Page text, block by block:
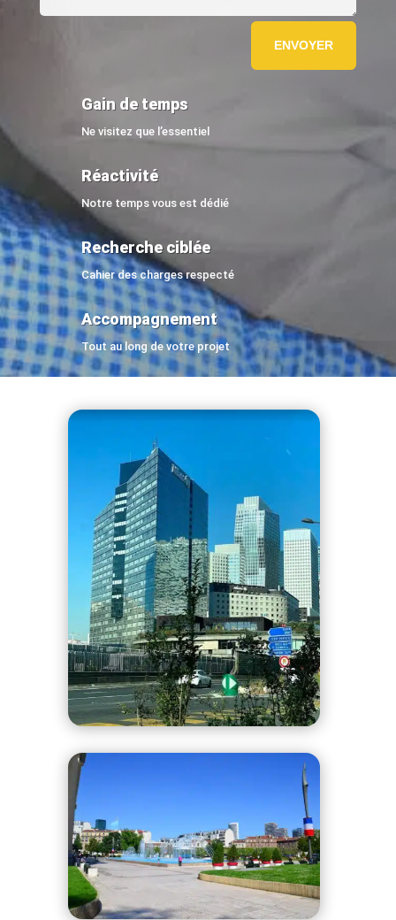
ENVOYER
Gain de temps
Ne visitez que l’essentiel
Réactivité
Notre temps vous est dédié
Recherche ciblée
Cahier des charges respecté
Accompagnement
Tout au long de votre projet